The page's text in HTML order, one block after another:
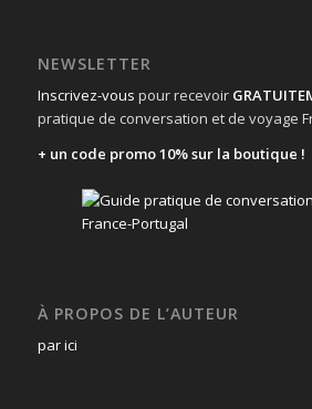
NEWSLETTER
Inscrivez-vous pour recevoir
pratique de conversation et de voyage
+ un code promo 10% sur la boutique !
À PROPOS DE L’AUTEUR
par ici